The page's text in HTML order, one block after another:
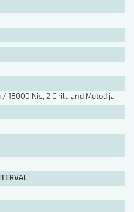
18000 Nis, 2 Cirila and Metodija